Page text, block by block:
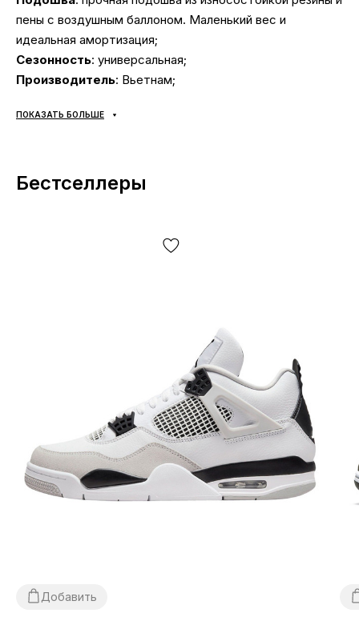
пены с воздушным баллоном. Маленький вес и
идеальная амортизация;
Сезонность: универсальная;
Производитель: Вьетнам;
самых распространенных вопросов и ответы на них:
Доставка/оплата?
Почту» наложенным платежом.
доставки нашего магазина 1–3 дня.
наличии на нашем складе, но есть у партнеров).
Вам не подойдет что-либо, просто оставьте посылку и
не покупайте ее, это абсолютно бесплатно.
подлежит обмену и возврату (см. условия на
стр. «Оплата»).
Размерная сетка?
инструкций на стр. «Определить размер» и далее
ПОКАЗАТЬ БОЛЬШЕ
Бестселлеры
Добавить